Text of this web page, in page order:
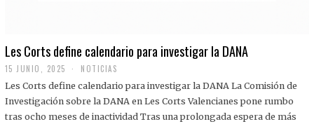
Les Corts define calendario para investigar la DANA
15 JUNIO, 2025 NOTICIAS
Les Corts define calendario para investigar la DANA La Comisión de
Investigación sobre la DANA en Les Corts Valencianes pone rumbo
tras ocho meses de inactividad Tras una prolongada espera de más